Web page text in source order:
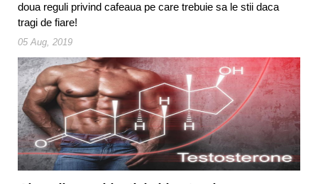
doua reguli privind cafeaua pe care trebuie sa le stii daca
tragi de fiare!
05 Aug, 2019